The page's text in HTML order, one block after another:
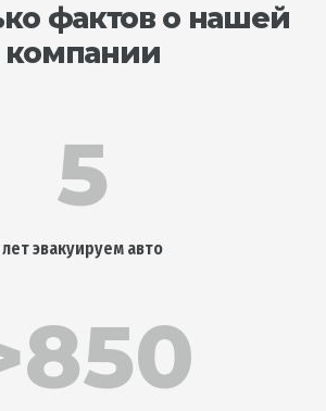
фактов о нашей
компании
5
лет эвакуируем авто